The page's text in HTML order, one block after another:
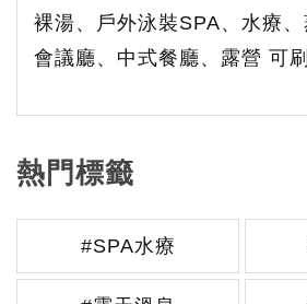
裸湯、戶外泳裝SPA、水療、
會議廳、中式餐廳、露營 可
熱門標籤
#SPA水療